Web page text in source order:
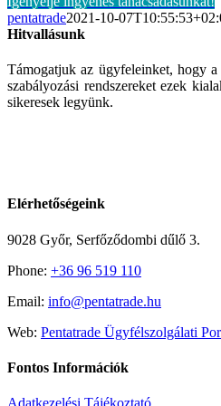
pentatrade2021-10-
Hitvallásunk
Támogatjuk az ügyfeleinket, hogy
szabályozási rendszereket ezek
sikeresek legyünk.
Elérhetőségeink
9028 Győr, Serfőződombi dűlő 3.
Phone: +36 96 519 110
Email: info@pentatrade.hu
Web: Pentatrade Ügyfélszolgálati
Fontos Információk